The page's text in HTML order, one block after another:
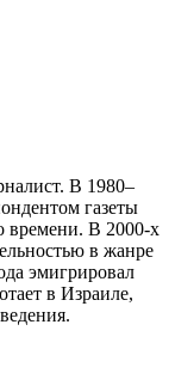
В 1980–
газеты
времени. В 2000-х
в жанре
эмигрировал
в Израиле,